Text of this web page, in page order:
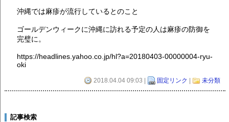
沖縄では麻疹が流行しているとのこと
ゴールデンウィークに沖縄に訪れる予定の人は麻疹の防御を
完璧に。
https://headlines.yahoo.co.jp/hl?a=20180403-00000004-ryu-
oki
2018.04.04 09:03 | 固定リンク | 未分類
記事検索